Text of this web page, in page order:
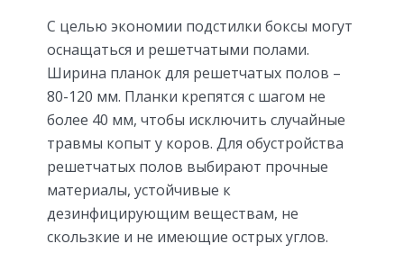
С целью экономии подстилки боксы могут
оснащаться и решетчатыми полами.
Ширина планок для решетчатых полов –
80-120 мм. Планки крепятся с шагом не
более 40 мм, чтобы исключить случайные
травмы копыт у коров. Для обустройства
решетчатых полов выбирают прочные
материалы, устойчивые к
дезинфицирующим веществам, не
скользкие и не имеющие острых углов.